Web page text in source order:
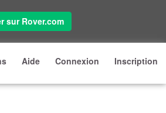
sur Rover.com
Aide Connexion Inscription